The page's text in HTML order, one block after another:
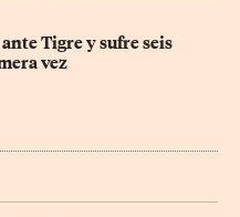
Tigre y sufre seis
vez